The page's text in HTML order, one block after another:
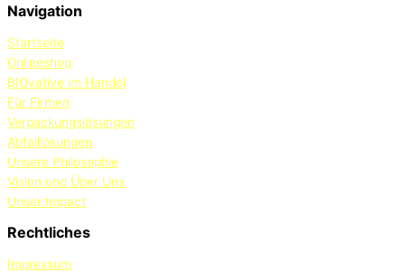
Navigation
Startseite
Onlineshop
BIOvative im Handel
Für Firmen
Verpackungslösungen
Abfalllösungen
Unsere Philosophie
Vision und Über Uns
Unser Impact
Rechtliches
Impressum